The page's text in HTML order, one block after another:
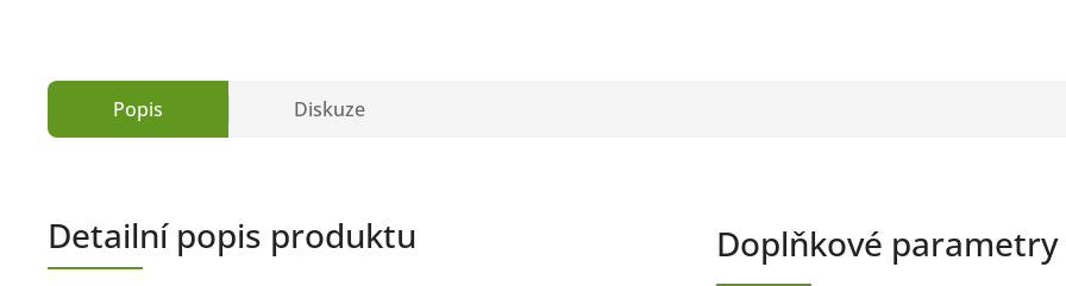
Popis Diskuze
Detailní popis produktu Doplňkové parametry